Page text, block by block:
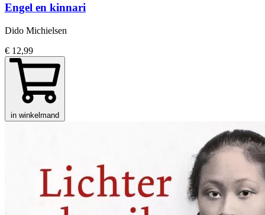
Engel en kinnari
Dido Michielsen
€ 12,99
in winkelmand